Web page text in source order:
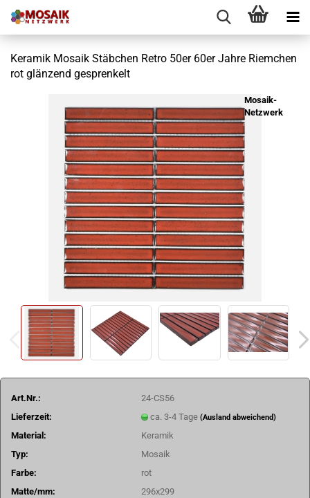
Keramik Mosaik Stäbchen Retro 50er 60er Jahre Riemchen
rot glänzend gesprenkelt
Mosaik-
Netzwerk
Art.Nr.:
24-CS56
Lieferzeit:
ca. 3-4 Tage(Ausland abweichend)
Material:
Keramik
Typ:
Mosaik
Farbe:
rot
Matte/mm:
296x299